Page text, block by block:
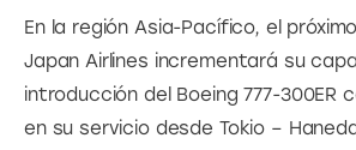
En la región Asia-Pacífico, el
Japan Airlines incrementará su
introducción del Boeing 777-300ER
en su servicio desde Tokio –